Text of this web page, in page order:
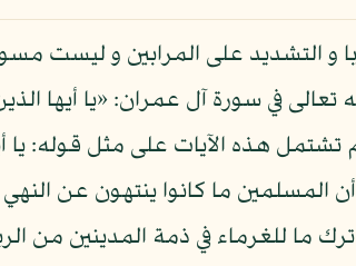
و التشديد على المرابين و ليست
في سورة آل عمران: «يا أيها
آل عمران - 130، نعم تشتمل هذه الآيات على
المسلمين ما كانوا ينتهون عن النهي
ما للغرماء في ذمة المدينين من